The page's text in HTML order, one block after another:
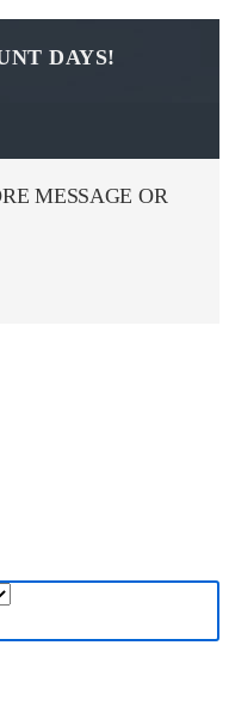
DAYS!
MESSAGE OR